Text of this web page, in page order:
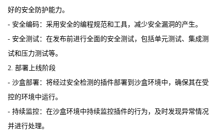
好的安全防护能力。
- 安全编码：采用安全的编程规范和工具，减少安全漏洞的产生。
- 安全测试：在发布前进行全面的安全测试，包括单元测试、集成测
试和压力测试等。
2. 部署上线阶段
- 沙盒部署：将经过安全检测的插件部署到沙盒环境中，确保其在受
控的环境中运行。
- 持续监控：在沙盒环境中持续监控插件的行为，及时发现异常情况
并进行处理。